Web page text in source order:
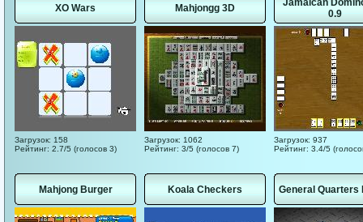
XO Wars
Загрузок: 158
Рейтинг: 2.7/5 (голосов 3)
Mahjongg 3D
Загрузок: 1062
Рейтинг: 3/5 (голосов 7)
Jamaican
0.9
Загрузок: 937
Рейтинг: 3.4/5
Mahjong Burger Koala Checkers General Quarters